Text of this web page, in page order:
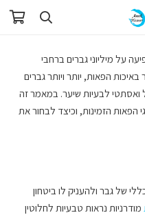
על מיליוני גברים ברחבי
הפאות, יותר ויותר גברים
ואסתטי לבעיות שיער. במאמר זה
הפאות הזמינות, וכיצד לבחור את
של גבר ולהעניק לו ביטחון
מודרניות נראות טבעיות לחלוטין